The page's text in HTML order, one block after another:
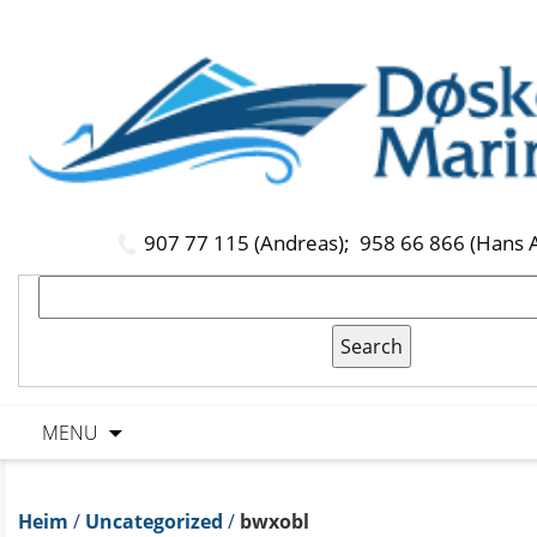
907 77 115 (Andreas); 958 66 866 (Hans
MENU
Heim / Uncategorized / bwxobl